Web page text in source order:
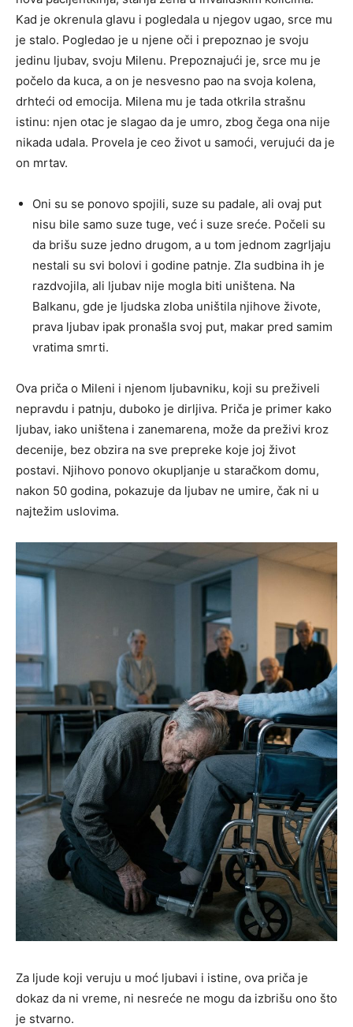
Kad je okrenula glavu i pogledala u njegov ugao, srce mu
je stalo. Pogledao je u njene oči i prepoznao je svoju
jedinu ljubav, svoju Milenu. Prepoznajući je, srce mu je
počelo da kuca, a on je nesvesno pao na svoja kolena,
drhteći od emocija. Milena mu je tada otkrila strašnu
istinu: njen otac je slagao da je umro, zbog čega ona nije
nikada udala. Provela je ceo život u samoći, verujući da je
on mrtav.
Oni su se ponovo spojili, suze su padale, ali ovaj put
nisu bile samo suze tuge, već i suze sreće. Počeli su
da brišu suze jedno drugom, a u tom jednom zagrljaju
nestali su svi bolovi i godine patnje. Zla sudbina ih je
razdvojila, ali ljubav nije mogla biti uništena. Na
Balkanu, gde je ljudska zloba uništila njihove živote,
prava ljubav ipak pronašla svoj put, makar pred samim
vratima smrti.
Ova priča o Mileni i njenom ljubavniku, koji su preživeli
nepravdu i patnju, duboko je dirljiva. Priča je primer kako
ljubav, iako uništena i zanemarena, može da preživi kroz
decenije, bez obzira na sve prepreke koje joj život
postavi. Njihovo ponovo okupljanje u staračkom domu,
nakon 50 godina, pokazuje da ljubav ne umire, čak ni u
najtežim uslovima.
Za ljude koji veruju u moć ljubavi i istine, ova priča je
dokaz da ni vreme, ni nesreće ne mogu da izbrišu ono što
je stvarno.